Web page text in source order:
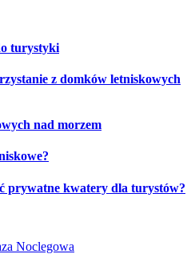
turystyki
z domków letniskowych
nad morzem
prywatne kwatery dla turystów?
Noclegowa